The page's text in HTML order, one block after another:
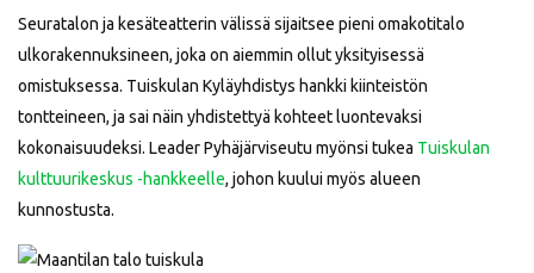
Seuratalon ja kesäteatterin välissä sijaitsee pieni omakotitalo
ulkorakennuksineen, joka on aiemmin ollut yksityisessä
omistuksessa. Tuiskulan Kyläyhdistys hankki kiinteistön
tontteineen, ja sai näin yhdistettyä kohteet luontevaksi
kokonaisuudeksi. Leader Pyhäjärviseutu myönsi tukea Tuiskulan
kulttuurikeskus -hankkeelle, johon kuului myös alueen
kunnostusta.